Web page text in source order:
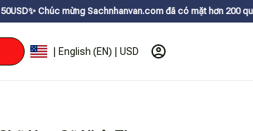
Sachnhanvan.com đã có mặt hơn 200 quốc gia như Mỹ,
| English (EN) | USD